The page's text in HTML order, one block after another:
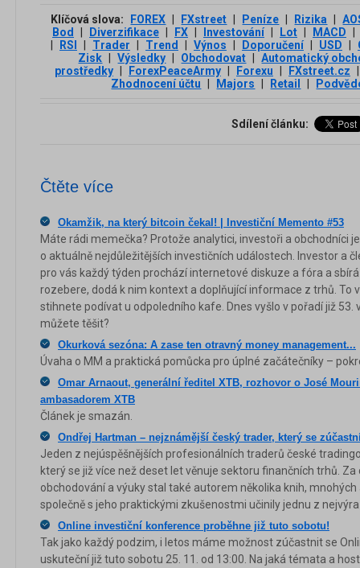
Klíčová slova: FOREX FXstreet Peníze Rizika
Bod
Diverzifikace FX Investování Lot MACD
RSI Trader Trend Výnos Doporučení USD
Zisk
Výsledky Obchodovat
Automatický
prostředky
ForexPeaceArmy Forexu FXstreet.cz
Zhodnocení účtu
Majors Retail
Sdílení článku:
Čtěte více
Okamžik, na který bitcoin čekal! | Investiční Memento #53
Máte rádi memečka? Protože analytici, investoři a obchodníci
o aktuálně nejdůležitějších investičních událostech. Investor a
pro vás každý týden prochází internetové diskuze a fóra a
rozebere, dodá k nim kontext a doplňující informace z trhů. To
stihnete podívat u odpoledního kafe. Dnes vyšlo v pořadí již 53.
můžete těšit?
Okurková sezóna: A zase ten otravný money management...
Úvaha o MM a praktická pomůcka pro úplné začátečníky –
Omar Arnaout, generální ředitel XTB, rozhovor o José
ambasadorem XTB
Článek je smazán.
Ondřej Hartman – nejznámější český trader, který se
Jeden z nejúspěšnějších profesionálních traderů české
který se již více než deset let věnuje sektoru finančních trhů.
obchodování a výuky stal také autorem několika knih,
společně s jeho praktickými zkušenostmi učinily jednu z
Online investiční konference proběhne již tuto sobotu!
Tak jako každý podzim, i letos máme možnost zúčastnit se
uskuteční již tuto sobotu 25. 11. od 13:00. Na jaká témata a